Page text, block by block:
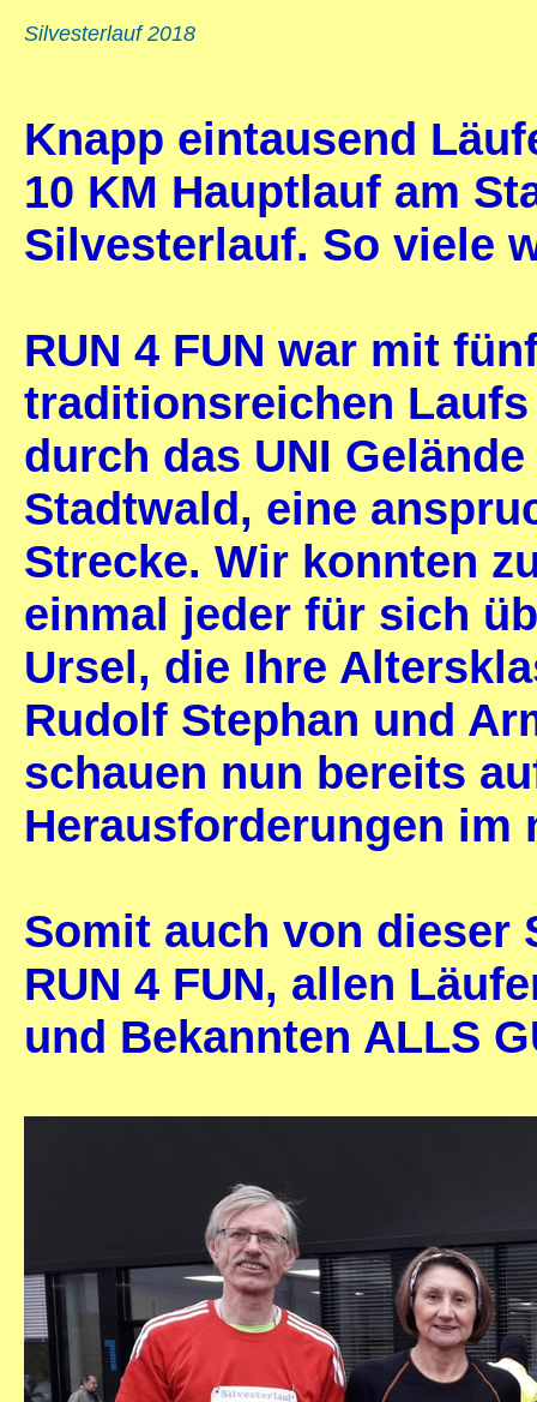
Silvesterlauf 2018
Knapp eintausend
10 KM Hauptlauf am
Silvesterlauf. So viele
RUN 4 FUN war mit
traditionsreichen
durch das UNI
Stadtwald, eine
Strecke. Wir konnten
einmal jeder für sich
Ursel, die Ihre
Rudolf Stephan und
schauen nun bereits
Herausforderungen im
Somit auch von dieser
RUN 4 FUN, allen
und Bekannten ALLS